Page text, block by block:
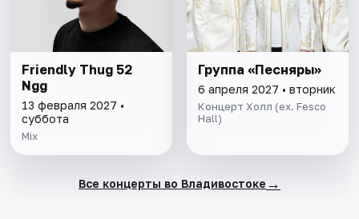
Friendly Thug 52
Ngg
13 февраля 2027 •
суббота
Mix
Группа «Песняры»
6 апреля 2027 • вторник
Концерт Холл (ex. Fesco
Hall)
Все концерты во Владивостоке →